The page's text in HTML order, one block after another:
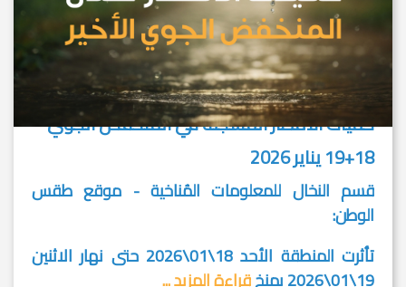
كميات الأمطار المُسجلة في المنخفض الجوي
18+19 يناير 2026
قسم النخال للمعلومات المُناخية - موقع طقس
الوطن:
تأثرت المنطقة الأحد 18\01\2026 حتى نهار الاثنين
19\01\2026 بمنخ
قراءة المزيد ...